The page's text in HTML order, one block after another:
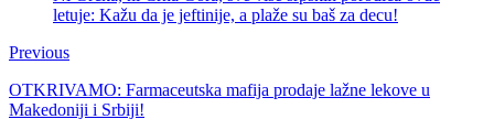
letuje: Kažu da je jeftinije, a plaže su baš za decu!
Previous
OTKRIVAMO: Farmaceutska mafija prodaje lažne lekove u
Makedoniji i Srbiji!